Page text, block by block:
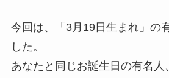
今回は、「3月19日生まれ」の
した。
あなたと同じお誕生日の有名人